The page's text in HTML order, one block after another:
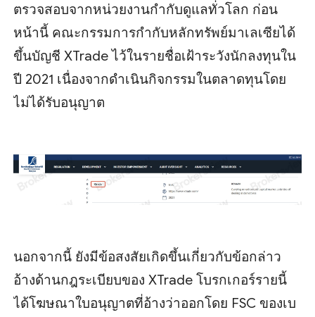
ตรวจสอบจากหน่วยงานกำกับดูแลทั่วโลก ก่อน
หน้านี้ คณะกรรมการกำกับหลักทรัพย์มาเลเซียได้
ขึ้นบัญชี XTrade ไว้ในรายชื่อเฝ้าระวังนักลงทุนใน
ปี 2021 เนื่องจากดำเนินกิจกรรมในตลาดทุนโดย
ไม่ได้รับอนุญาต
นอกจากนี้ ยังมีข้อสงสัยเกิดขึ้นเกี่ยวกับข้อกล่าว
อ้างด้านกฎระเบียบของ XTrade โบรกเกอร์รายนี้
ได้โฆษณาใบอนุญาตที่อ้างว่าออกโดย FSC ของเบ